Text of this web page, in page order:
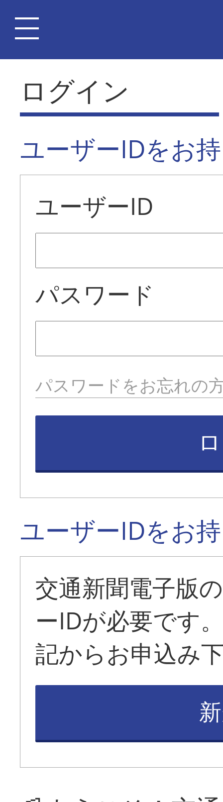
ログイン
ユーザーIDをお
ユーザーID
パスワード
パスワードをお忘れの
ユーザーIDをお
交通新聞電子版
ーIDが必要です
記からお申込み